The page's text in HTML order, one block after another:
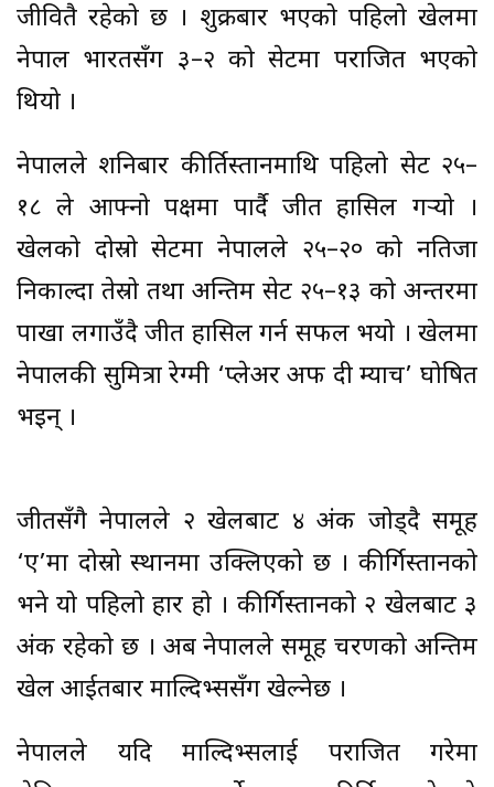
जीवितै रहेको छ । शुक्रबार भएको पहिलो खेलमा
नेपाल भारतसँग ३–२ को सेटमा पराजित भएको
थियो ।
नेपालले शनिबार कीर्तिस्तानमाथि पहिलो सेट २५–
१८ ले आफ्नो पक्षमा पार्दै जीत हासिल गर्‍यो ।
खेलको दोस्रो सेटमा नेपालले २५–२० को नतिजा
निकाल्दा तेस्रो तथा अन्तिम सेट २५–१३ को अन्तरमा
पाखा लगाउँदै जीत हासिल गर्न सफल भयो । खेलमा
नेपालकी सुमित्रा रेग्मी ‘प्लेअर अफ दी म्याच’ घोषित
भइन् ।
जीतसँगै नेपालले २ खेलबाट ४ अंक जोड्दै समूह
‘ए’मा दोस्रो स्थानमा उक्लिएको छ । कीर्गिस्तानको
भने यो पहिलो हार हो । कीर्गिस्तानको २ खेलबाट ३
अंक रहेको छ । अब नेपालले समूह चरणको अन्तिम
खेल आईतबार माल्दिभ्ससँग खेल्नेछ ।
नेपालले यदि माल्दिभ्सलाई पराजित गरेमा